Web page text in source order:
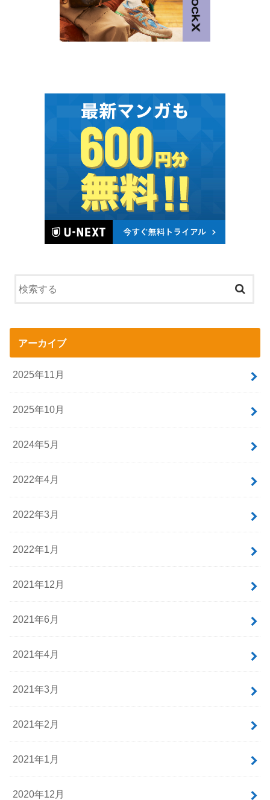
アーカイブ
2025年11月
2025年10月
2024年5月
2022年4月
2022年3月
2022年1月
2021年12月
2021年6月
2021年4月
2021年3月
2021年2月
2021年1月
2020年12月